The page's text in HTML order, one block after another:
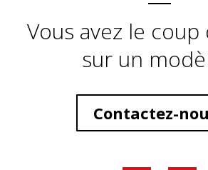
Vous avez le
sur un
Contactez-